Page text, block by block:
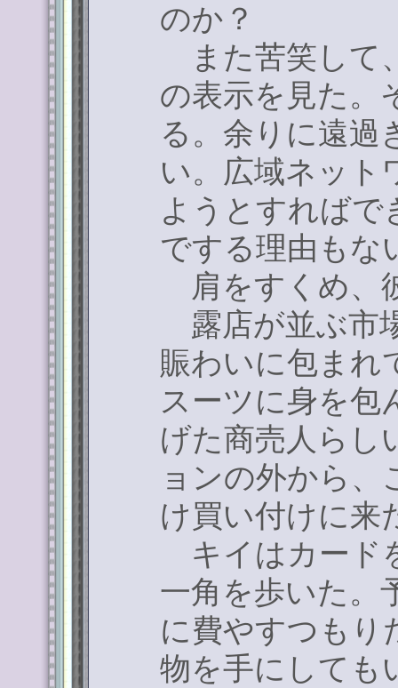
のか？
また苦笑して
の表示を見た。
る。余りに遠過
い。広域ネット
ようとすればで
でする理由もな
肩をすくめ、
露店が並ぶ市
賑わいに包まれ
スーツに身を包
げた商売人らし
ョンの外から、
け買い付けに来
キイはカード
一角を歩いた。
に費やすつもり
物を手にしても